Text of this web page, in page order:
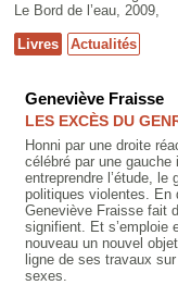
Le Bord de l’eau, 2009,
Livres Actualités
Geneviève Fraisse
LES EXCÈS DU
Honni par une droite
célébré par une
entreprendre l’étude,
politiques violentes. En
Geneviève Fraisse fait
signifient. Et s’emploie
nouveau un nouvel
ligne de ses travaux
sexes.